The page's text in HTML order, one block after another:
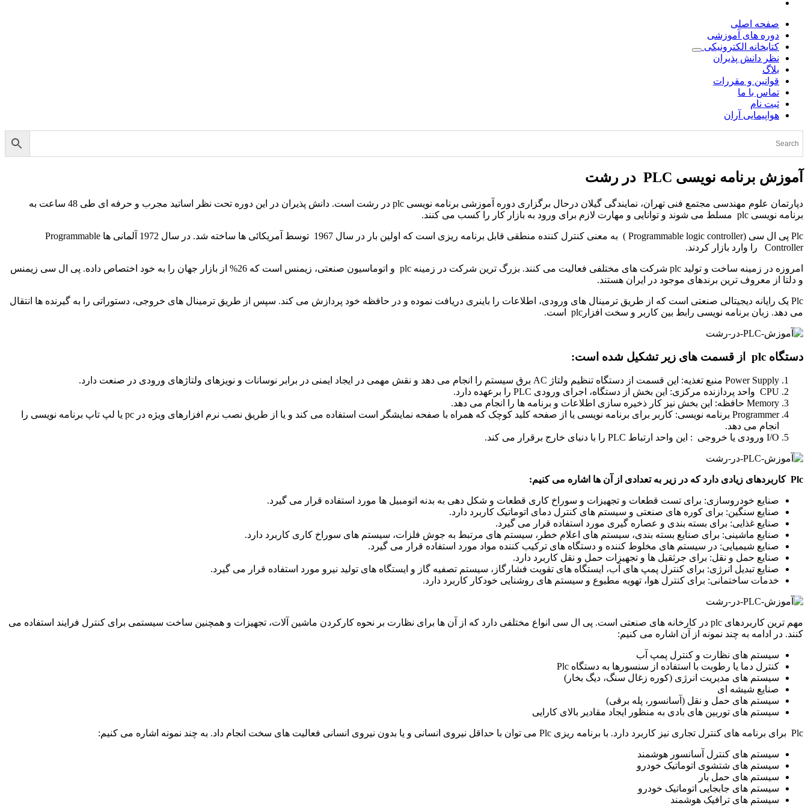
صفحه اصلی
دوره های آموزشی
کتابخانه الکترونیکی
نظر دانش پذیران
بلاگ
قوانین و مقررات
تماس با ما
ثبت نام
هواپیمایی آران
آموزش برنامه نویسی PLC در رشت
دپارتمان علوم مهندسی مجتمع فنی تهران، نمایندگی گیلان درحال برگزاری دوره آموزشی برنامه نویسی plc در رشت است. دانش پذیران در این دوره تحت نظر اساتید مجرب و حرفه ای طی 48 ساعت به
برنامه نویسی plc مسلط می شوند و توانایی و مهارت لازم برای ورود به بازار کار را کسب می کنند.
Plc پی ال سی (Programmable logic controller ) به معنی کنترل کننده منطقی قابل برنامه ریزی است که اولین بار در سال 1967 توسط آمریکائی ها ساخته شد. در سال 1972 آلمانی ها Programmable
Controller را وارد بازار کردند.
امروزه در زمینه ساخت و تولید plc شرکت های مختلفی فعالیت می کنند. بزرگ ترین شرکت در زمینه plc و اتوماسیون صنعتی، زیمنس است که 26% از بازار جهان را به خود اختصاص داده. پی ال سی زیمنس
و دلتا از معروف ترین برندهای موجود در ایران هستند.
Plc یک رایانه دیجیتالی صنعتی است که از طریق ترمینال های ورودی، اطلاعات را باینری دریافت نموده و در حافظه خود پردازش می کند. سپس از طریق ترمینال های خروجی، دستوراتی را به گیرنده ها انتقال
می دهد. زبان برنامه نویسی رابط بین کاربر و سخت افزارplc است.
دستگاه plc از قسمت های زیر تشکیل شده است:
Power Supply منبع تغذیه: این قسمت از دستگاه تنظیم ولتاژ AC برق سیستم را انجام می دهد و نقش مهمی در ایجاد ایمنی در برابر نوسانات و نویزهای ولتاژهای ورودی در صنعت دارد.
CPU واحد پردازنده مرکزی: این بخش از دستگاه، اجرای ورودی PLC را برعهده دارد.
Memory حافظه: این بخش نیز کار ذخیره سازی اطلاعات و برنامه ها را انجام می دهد.
Programmer برنامه نویسی: کاربر برای برنامه نویسی یا از صفحه کلید کوچک که همراه با صفحه نمایشگر است استفاده می کند و یا از طریق نصب نرم افزارهای ویژه در pc یا لپ تاپ برنامه نویسی را
انجام می دهد.
I/O ورودی یا خروجی : این واحد ارتباط PLC را با دنیای خارج برقرار می کند.
Plc کاربردهای زیادی دارد که در زیر به تعدادی از آن ها اشاره می کنیم:
صنایع خودروسازی: برای تست قطعات و تجهیزات و سوراخ کاری قطعات و شکل دهی به بدنه اتومبیل ها مورد استفاده قرار می گیرد.
صنایع سنگین: برای کوره های صنعتی و سیستم های کنترل دمای اتوماتیک کاربرد دارد.
صنایع غذایی: برای بسته بندی و عصاره گیری مورد استفاده قرار می گیرد.
صنایع ماشینی: برای صنایع بسته بندی، سیستم های اعلام خطر، سیستم های مرتبط به جوش فلزات، سیستم های سوراخ کاری کاربرد دارد.
صنایع شیمیایی: در سیستم های مخلوط کننده و دستگاه های ترکیب کننده مواد مورد استفاده قرار می گیرد.
صنایع حمل و نقل: برای جرثقیل ها و تجهیزات حمل و نقل کاربرد دارد.
صنایع تبدیل انرژی: برای کنترل پمپ های آب، ایستگاه های تقویت فشارگاز، سیستم تصفیه گاز و ایستگاه های تولید نیرو مورد استفاده قرار می گیرد.
خدمات ساختمانی: برای کنترل هوا، تهویه مطبوع و سیستم های روشنایی خودکار کاربرد دارد.
مهم ترین کاربردهای plc در کارخانه های صنعتی است. پی ال سی انواع مختلفی دارد که از آن ها برای نظارت بر نحوه کارکردن ماشین آلات، تجهیزات و همچنین ساخت سیستمی برای کنترل فرایند استفاده می
کنند. در ادامه به چند نمونه از آن اشاره می کنیم:
سیستم های نظارت و کنترل پمپ آب
کنترل دما یا رطوبت با استفاده از سنسورها به دستگاه Plc
سیستم های مدیریت انرژی (کوره زغال سنگ، دیگ بخار)
صنایع شیشه ای
سیستم های حمل و نقل (آسانسور، پله برقی)
سیستم های توربین های بادی به منظور ایجاد مقادیر بالای کارایی
Plc برای برنامه های کنترل تجاری نیز کاربرد دارد. با برنامه ریزی Plc می توان با حداقل نیروی انسانی و یا بدون نیروی انسانی فعالیت های سخت انجام داد. به چند نمونه اشاره می کنیم:
سیستم های کنترل آسانسور هوشمند
سیستم های شتشوی اتوماتیک خودرو
سیستم های حمل بار
سیستم های جابجایی اتوماتیک خودرو
سیستم های ترافیک هوشمند